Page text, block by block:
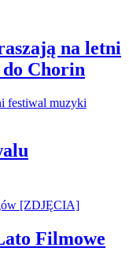
na letni
Chorin
Filmowe